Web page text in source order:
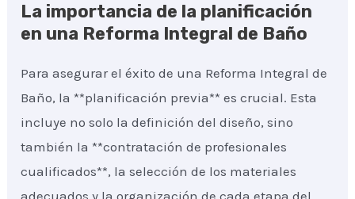
La importancia de la planificación
en una Reforma Integral de Baño
Para asegurar el éxito de una Reforma Integral de
Baño, la **planificación previa** es crucial. Esta
incluye no solo la definición del diseño, sino
también la **contratación de profesionales
cualificados**, la selección de los materiales
adecuados y la organización de cada etapa del